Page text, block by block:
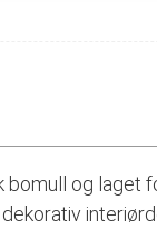
bomull og